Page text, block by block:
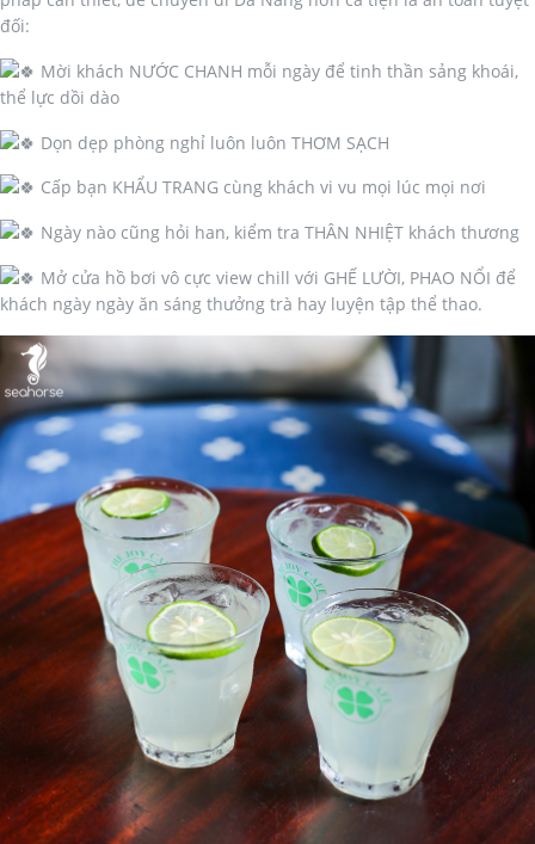
đối:
Mời khách NƯỚC CHANH mỗi ngày để tinh thần sảng khoái,
thể lực dồi dào
Dọn dẹp phòng nghỉ luôn luôn THƠM SẠCH
Cấp bạn KHẨU TRANG cùng khách vi vu mọi lúc mọi nơi
Ngày nào cũng hỏi han, kiểm tra THÂN NHIỆT khách thương
Mở cửa hồ bơi vô cực view chill với GHẾ LƯỜI, PHAO NỔI để
khách ngày ngày ăn sáng thưởng trà hay luyện tập thể thao.